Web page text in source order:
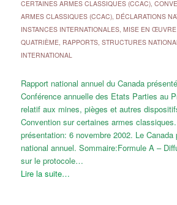
CERTAINES ARMES CLASSIQUES (CCAC),
ARMES CLASSIQUES (CCAC), DÉCLARATIONS
INSTANCES INTERNATIONALES, MISE EN ŒUVRE
QUATRIÈME, RAPPORTS, STRUCTURES
INTERNATIONAL
Rapport national annuel du Canada
Conférence annuelle des Etats Parties au
relatif aux mines, pièges et autres
Convention sur certaines armes
présentation: 6 novembre 2002. Le Canada
national annuel. Sommaire:Formule A –
sur le protocole…
Lire la suite…